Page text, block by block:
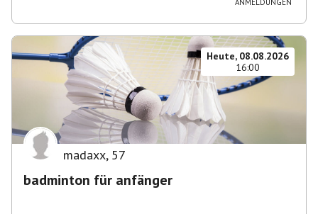
ANMELDUNGEN
Heute, 08.08.2026
16:00
madaxx, 57
badminton für anfänger